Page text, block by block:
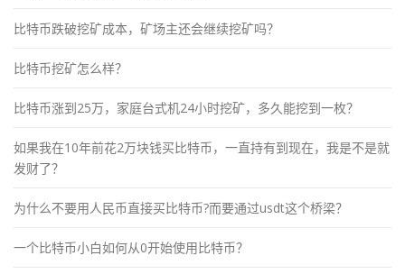
比特币跌破挖矿成本，矿场主还会继续挖矿吗？
比特币挖矿怎么样？
比特币涨到25万，家庭台式机24小时挖矿，多久能挖到一枚？
如果我在10年前花2万块钱买比特币，一直持有到现在，我是不是就
发财了？
为什么不要用人民币直接买比特币?而要通过usdt这个桥梁？
一个比特币小白如何从0开始使用比特币？